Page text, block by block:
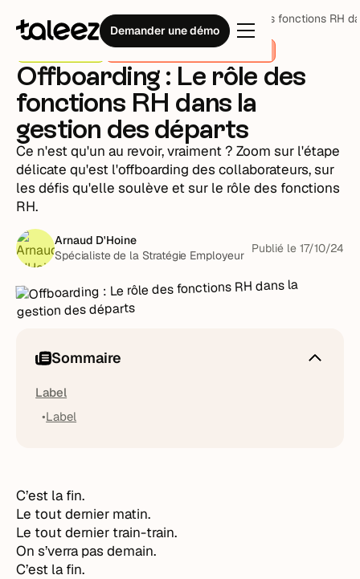
Demander une démo
Blog Stratégie RH Offboarding : Le rôle des fonctions RH
Il était une fois la vie des RH
Offboarding : Le rôle des
fonctions RH dans la
gestion des départs
Ce n'est qu'un au revoir, vraiment ? Zoom sur l'étape
délicate qu'est l'offboarding des collaborateurs, sur
les défis qu'elle soulève et sur le rôle des fonctions
RH.
Arnaud D'Hoine
Spécialiste de la Stratégie Employeur
Publié le 17/10/24
Sommaire
Label
Label
C’est la fin.
Le tout dernier matin.
Le tout dernier train-train.
On s’verra pas demain.
C’est la fin.